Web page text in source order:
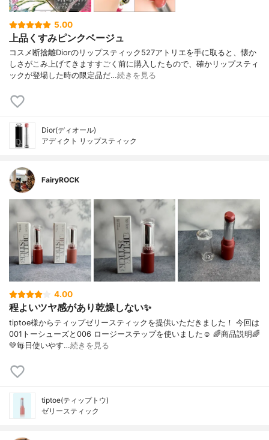
5.00
上品くすみピンクベージュ
コスメ断捨離Diorのリップスティック527アトリエを手に取ると、懐か
しさがこみ上げてきますすごく前に購入したもので、確かリップスティ
ックが登場した時の限定品だ…続きを見る
Dior(ディオール)
アディクト リップスティック
FairyROCK
4.00
程よいツヤ感があり乾燥しない✨
tiptoe様からティップゼリースティックを提供いただきました！ 今回は
001トーシューズと006 ロージーステップを使いました☺︎ 🌈商品説明🌈
💚毎日使いやす…続きを見る
tiptoe(ティップトウ)
ゼリースティック